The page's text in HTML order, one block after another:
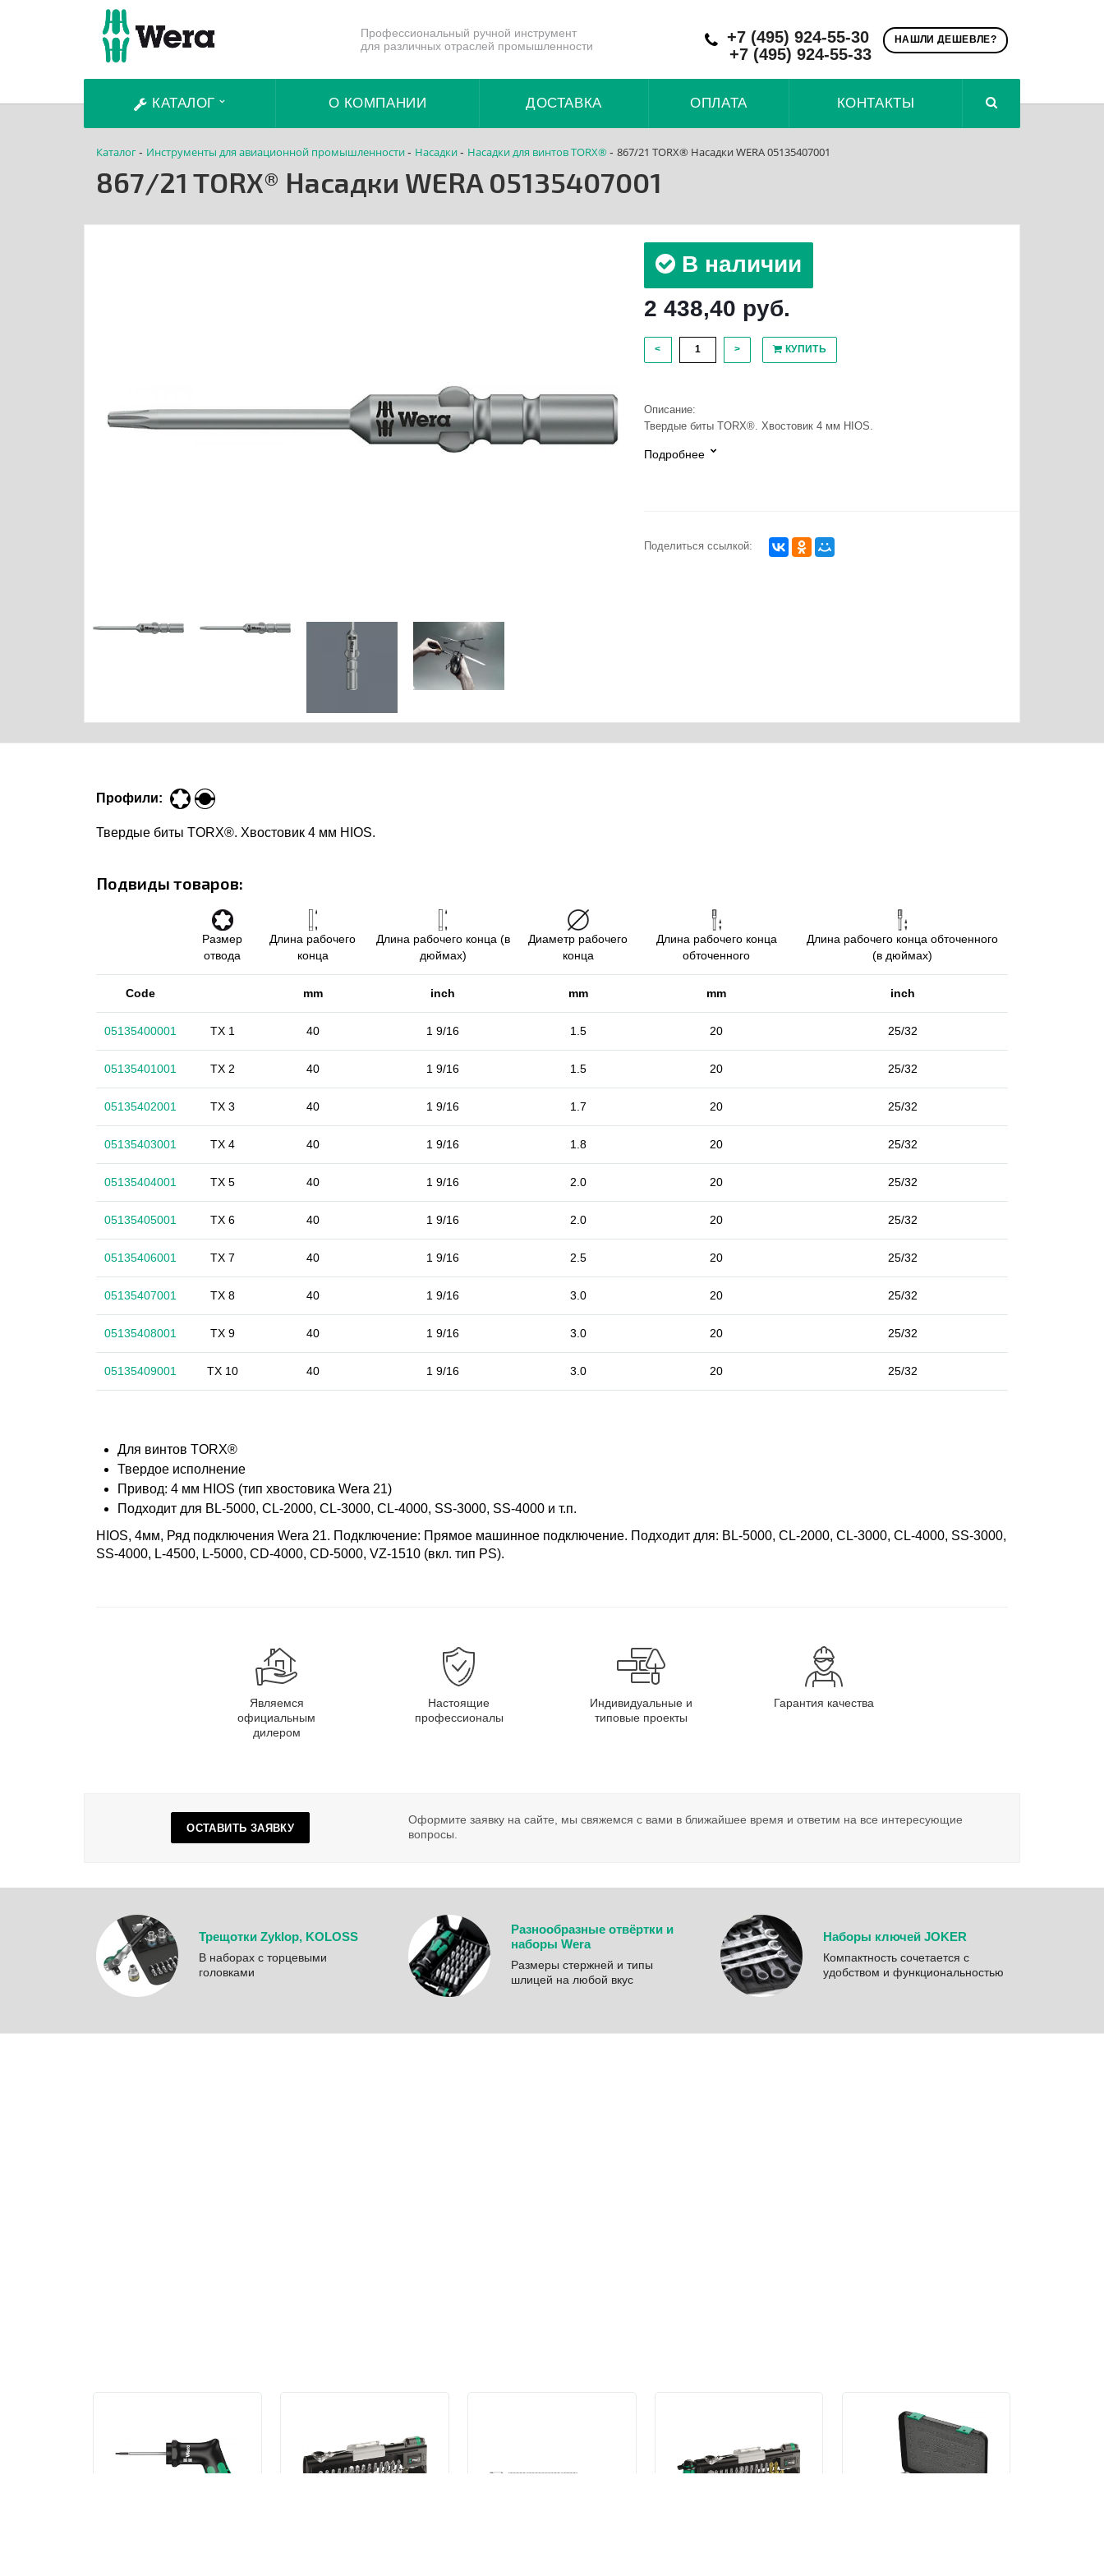
Профессиональный ручной инструмент
для различных отраслей промышленности
НАШЛИ ДЕШЕВЛЕ?
+7 (495) 924-55-30
+7 (495) 924-55-33
КАТАЛОГ О КОМПАНИИ ДОСТАВКА ОПЛАТА КОНТАКТЫ
Каталог- Инструменты для авиационной промышленности- Насадки- Насадки для винтов TORX®- 867/21 TORX® Насадки WERA 05135407001
867/21 TORX® Насадки WERA 05135407001
В наличии
2 438,40 руб.
< > КУПИТЬ
Описание:
Твердые биты TORX®. Хвостовик 4 мм HIOS.
Подробнее
Поделиться ссылкой:
Профили:
Твердые биты TORX®. Хвостовик 4 мм HIOS.
Подвиды товаров:
Размер
отвода
Длина рабочего
конца
Длина рабочего конца (в
дюймах)
Диаметр рабочего
конца
Длина рабочего конца
обточенного
Длина рабочего конца обточенного
(в дюймах)
Code mm inch mm mm inch
05135400001 TX 1 40 1 9/16 1.5 20 25/32
05135401001 TX 2 40 1 9/16 1.5 20 25/32
05135402001 TX 3 40 1 9/16 1.7 20 25/32
05135403001 TX 4 40 1 9/16 1.8 20 25/32
05135404001 TX 5 40 1 9/16 2.0 20 25/32
05135405001 TX 6 40 1 9/16 2.0 20 25/32
05135406001 TX 7 40 1 9/16 2.5 20 25/32
05135407001 TX 8 40 1 9/16 3.0 20 25/32
05135408001 TX 9 40 1 9/16 3.0 20 25/32
05135409001 TX 10 40 1 9/16 3.0 20 25/32
Для винтов TORX®
Твердое исполнение
Привод: 4 мм HIOS (тип хвостовика Wera 21)
Подходит для BL-5000, CL-2000, CL-3000, CL-4000, SS-3000, SS-4000 и т.п.
HIOS, 4мм, Ряд подключения Wera 21. Подключение: Прямое машинное подключение. Подходит для: BL-5000, CL-2000, CL-3000, CL-4000, SS-3000,
SS-4000, L-4500, L-5000, CD-4000, CD-5000, VZ-1510 (вкл. тип PS).
Являемся
официальным
дилером
Настоящие
профессионалы
Индивидуальные и
типовые проекты
Гарантия качества
ОСТАВИТЬ ЗАЯВКУ
Оформите заявку на сайте, мы свяжемся с вами в ближайшее время и ответим на все интересующие
вопросы.
Трещотки Zyklop, KOLOSS
B наборах с торцевыми
головками
Разнообразные отвёртки и
наборы Wera
Размеры стержней и типы
шлицей на любой вкус
Наборы ключей JOKER
Компактность сочетается с
удобством и функциональностью